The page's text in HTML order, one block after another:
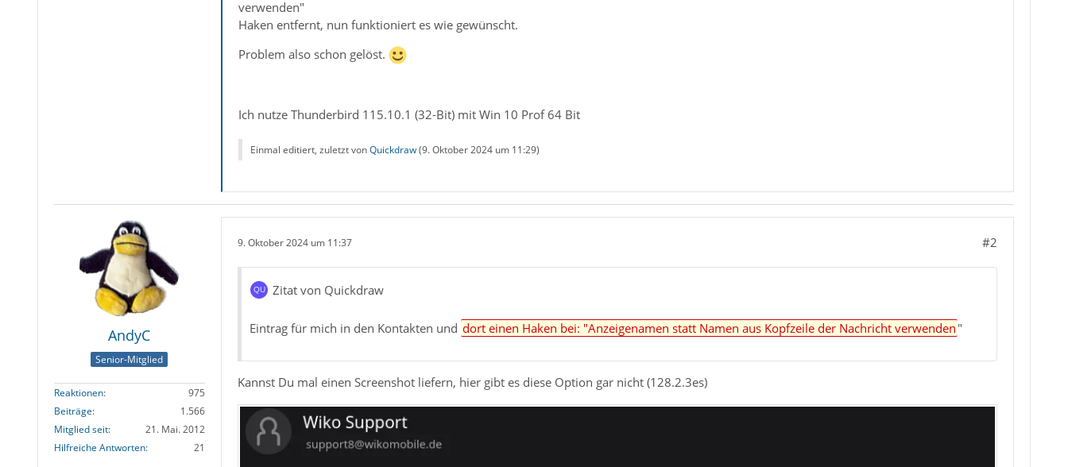
verwenden"
Haken entfernt, nun funktioniert es wie gewünscht.
Problem also schon gelöst.
Ich nutze Thunderbird 115.10.1 (32-Bit) mit Win 10 Prof 64 Bit
Einmal editiert, zuletzt vonQuickdraw(9. Oktober 2024 um 11:29)
AndyC
Senior-Mitglied
Reaktionen
975
Beiträge
1.566
Mitglied seit
21. Mai. 2012
Hilfreiche Antworten
21
9. Oktober 2024 um 11:37 #2
Zitat von Quickdraw
Eintrag für mich in den Kontakten und dort einen Haken bei: "Anzeigenamen statt Namen aus Kopfzeile der Nachricht verwenden "
Kannst Du mal einen Screenshot liefern, hier gibt es diese Option gar nicht (128.2.3es)